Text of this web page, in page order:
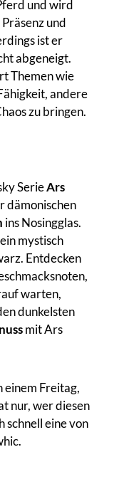
und wird
Präsenz und
ist er
abgeneigt.
Themen wie
andere
zu bringen.
SerieArs
dämonischen
ins Nosingglas.
mystisch
Entdecken
warten,
dunkelsten
mit Ars
einem Freitag,
nur, wer diesen
schnell eine von